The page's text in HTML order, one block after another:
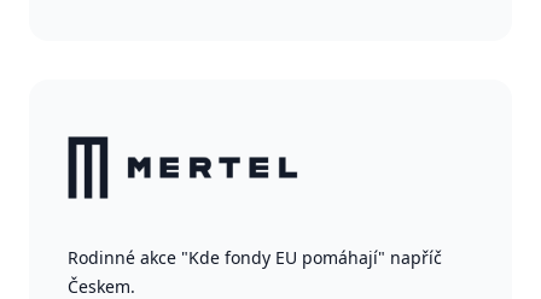
Rodinné akce "Kde fondy EU pomáhají" napříč
Českem.